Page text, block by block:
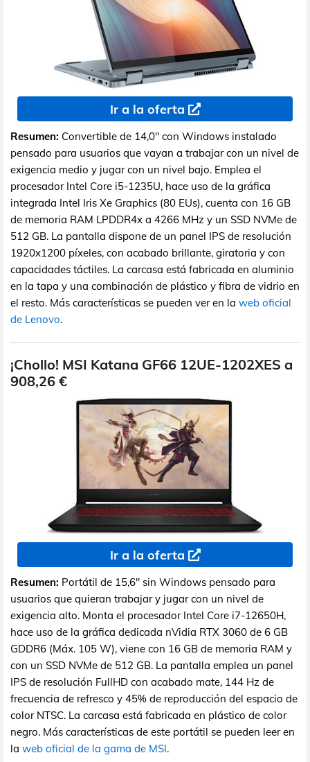
Ir a la oferta
Resumen: Convertible de 14,0" con Windows instalado
pensado para usuarios que vayan a trabajar con un nivel de
exigencia medio y jugar con un nivel bajo. Emplea el
procesador Intel Core i5-1235U, hace uso de la gráfica
integrada Intel Iris Xe Graphics (80 EUs), cuenta con 16 GB
de memoria RAM LPDDR4x a 4266 MHz y un SSD NVMe de
512 GB. La pantalla dispone de un panel IPS de resolución
1920x1200 píxeles, con acabado brillante, giratoria y con
capacidades táctiles. La carcasa está fabricada en aluminio
en la tapa y una combinación de plástico y fibra de vidrio en
el resto. Más características se pueden ver en la web oficial
de Lenovo.
¡Chollo! MSI Katana GF66 12UE-1202XES a
908,26 €
Ir a la oferta
Resumen: Portátil de 15,6" sin Windows pensado para
usuarios que quieran trabajar y jugar con un nivel de
exigencia alto. Monta el procesador Intel Core i7-12650H,
hace uso de la gráfica dedicada nVidia RTX 3060 de 6 GB
GDDR6 (Máx. 105 W), viene con 16 GB de memoria RAM y
con un SSD NVMe de 512 GB. La pantalla emplea un panel
IPS de resolución FullHD con acabado mate, 144 Hz de
frecuencia de refresco y 45% de reproducción del espacio de
color NTSC. La carcasa está fabricada en plástico de color
negro. Más características de este portátil se pueden leer en
la web oficial de la gama de MSI.